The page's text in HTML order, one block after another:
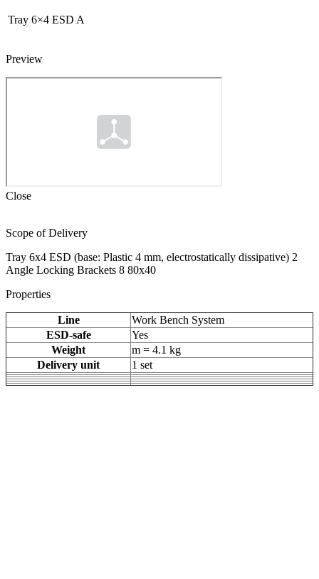
Tray 6×4 ESD A
Preview
Close
Scope of Delivery
Tray 6x4 ESD (base: Plastic 4 mm, electrostatically dissipative) 2
Angle Locking Brackets 8 80x40
Properties
Line
Work Bench System
ESD-safe
Yes
Weight
m = 4.1 kg
Delivery unit
1 set